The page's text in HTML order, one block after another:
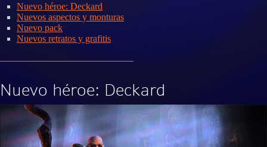
Nuevo héroe: Deckard
Nuevos aspectos y monturas
Nuevo pack
Nuevos retratos y grafitis
Nuevo héroe: Deckard